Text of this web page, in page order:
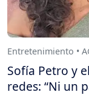
Entretenimiento •
Sofía Petro y
redes: “Ni un